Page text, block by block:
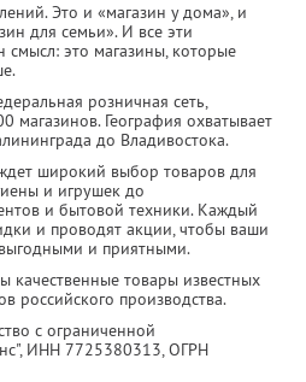
Это и «магазин у дома», и
для семьи». И все эти
это магазины, которые
розничная сеть,
магазинов. География охватывает
до Владивостока.
широкий выбор товаров для
и игрушек до
и бытовой техники. Каждый
и проводят акции, чтобы ваши
и приятными.
качественные товары известных
российского производства.
с ограниченной
ИНН 7725380313, ОГРН